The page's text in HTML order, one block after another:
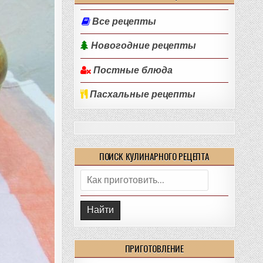
Все рецепты
Новогодние рецепты
Постные блюда
Пасхальные рецепты
ПОИСК КУЛИНАРНОГО РЕЦЕПТА
Поиск:
ПРИГОТОВЛЕНИЕ